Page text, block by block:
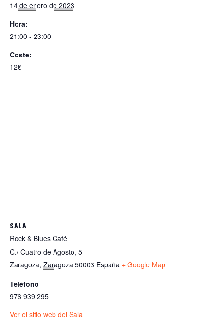
14 de enero de 2023
Hora:
21:00 - 23:00
Coste:
12€
SALA
Rock & Blues Café
C./ Cuatro de Agosto, 5
Zaragoza, Zaragoza 50003 España + Google Map
Teléfono
976 939 295
Ver el sitio web del Sala